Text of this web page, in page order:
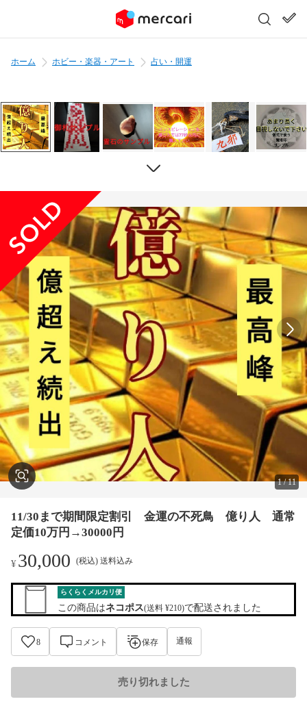
ホーム ホビー・楽器・アート 占い・開運
1/11
11/30まで期間限定割引 金運の不死鳥 億り人 通常
定価10万円→30000円
¥30,000 (税込) 送料込み
らくらくメルカリ便
この商品はネコポス(送料 ¥210)で配送されました
8 コメント 保存 通報
売り切れました